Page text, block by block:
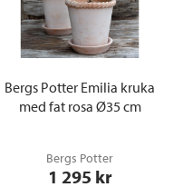
Bergs Potter Emilia kruka
med fat rosa Ø35 cm
Bergs Potter
1 295 kr